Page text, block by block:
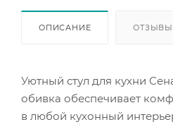
ОПИСАНИЕ ОТЗЫВЫ
Уютный стул для кухни
обивка обеспечивает
в любой кухонный